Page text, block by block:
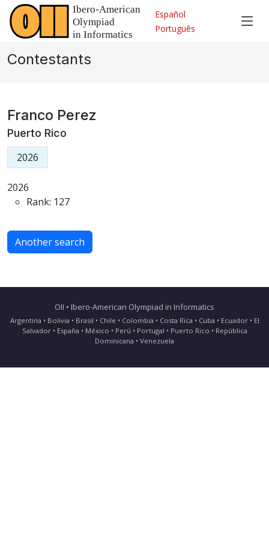
Español
Português
Contestants
Franco Perez
Puerto Rico
2026
2026
Rank: 127
Another search
OII • Ibero-American Olympiad in Informatics
Argentina • Bolivia • Brasil • Chile • Colombia • Costa Rica • Cuba • Ecuador • El
Salvador • España • México • Perú • Portugal • Puerto Rico • República
Dominicana • Venezuela